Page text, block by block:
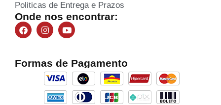
Politicas de Entrega e Prazos
Onde nos encontrar:
Formas de Pagamento